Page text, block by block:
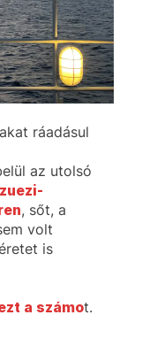
ráadásul
az utolsó
, sőt, a
volt
is
a számot.